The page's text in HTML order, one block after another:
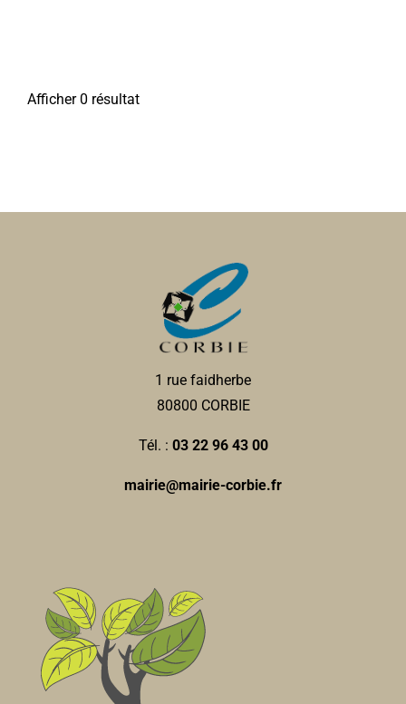
Afficher 0 résultat
1 rue faidherbe
80800 CORBIE
Tél. : 03 22 96 43 00
mairie@mairie-corbie.fr